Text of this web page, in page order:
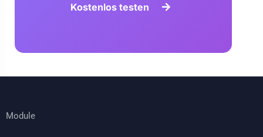
Kostenlos testen
Module